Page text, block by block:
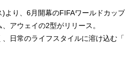
より、6月開幕のFIFAワールドカッ
アウェイの2型がリリース。
、日常のライフスタイルに溶け込む